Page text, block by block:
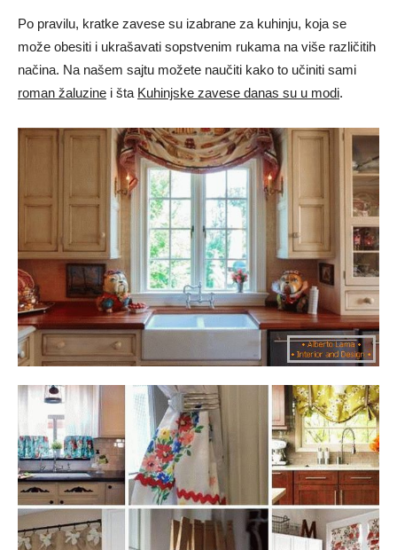
Po pravilu, kratke zavese su izabrane za kuhinju, koja se
može obesiti i ukrašavati sopstvenim rukama na više različitih
načina. Na našem sajtu možete naučiti kako to učiniti sami
roman žaluzine i šta Kuhinjske zavese danas su u modi.